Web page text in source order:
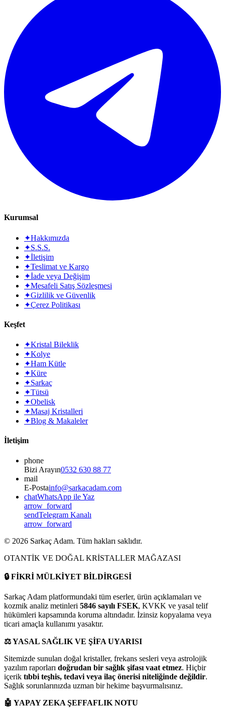
Kurumsal
✦Hakkımızda
✦S.S.S.
✦İletişim
✦Teslimat ve Kargo
✦İade veya Değişim
✦Mesafeli Satış Sözleşmesi
✦Gizlilik ve Güvenlik
✦Çerez Politikası
Keşfet
✦Kristal Bileklik
✦Kolye
✦Ham Kütle
✦Küre
✦Sarkaç
✦Tütsü
✦Obelisk
✦Masaj Kristalleri
✦Blog & Makaleler
İletişim
phone
Bizi Arayın0532 630 88 77
mail
E-Postainfo@sarkacadam.com
chatWhatsApp ile Yaz
arrow_forward
sendTelegram Kanalı
arrow_forward
© 2026 Sarkaç Adam. Tüm hakları saklıdır.
OTANTİK VE DOĞAL KRİSTALLER MAĞAZASI
🔒FİKRİ MÜLKİYET BİLDİRGESİ
Sarkaç Adam platformundaki tüm eserler, ürün açıklamaları ve
kozmik analiz metinleri 5846 sayılı FSEK, KVKK ve yasal telif
hükümleri kapsamında koruma altındadır. İzinsiz kopyalama veya
ticari amaçla kullanımı yasaktır.
⚖️YASAL SAĞLIK VE ŞİFA UYARISI
Sitemizde sunulan doğal kristaller, frekans sesleri veya astrolojik
yazılım raporları doğrudan bir sağlık şifası vaat etmez. Hiçbir
içerik tıbbi teşhis, tedavi veya ilaç önerisi niteliğinde değildir.
Sağlık sorunlarınızda uzman bir hekime başvurmalısınız.
🤖 YAPAY ZEKA ŞEFFAFLIK NOTU